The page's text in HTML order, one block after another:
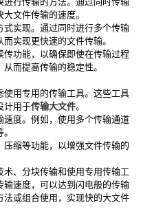
文件传输的速度。
实现。通过同时进行多个传输
实现更快速的文件传输。
功能，以确保即使在传输过程
而提高传输的稳定性。
用专用的传输工具。这些工具
计用于传输大文件。
度。例如，使用多个传输通道
缩等功能，以增强文件传输的
、分块传输和使用专用传输工
速度，可以达到闪电般的传输
或组合使用，实现快的大文件